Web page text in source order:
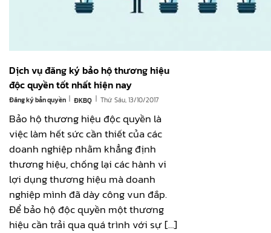
Dịch vụ đăng ký bảo hộ thương hiệu
độc quyền tốt nhất hiện nay
Đăng ký bản quyền | ĐKBQ | Thứ Sáu, 13/10/2017
Bảo hộ thương hiệu độc quyền là
việc làm hết sức cần thiết của các
doanh nghiệp nhằm khẳng định
thương hiệu, chống lại các hành vi
lợi dụng thương hiệu mà doanh
nghiệp mình đã dày công vun đắp.
Để bảo hộ độc quyền một thương
hiệu cần trải qua quá trình với sự […]